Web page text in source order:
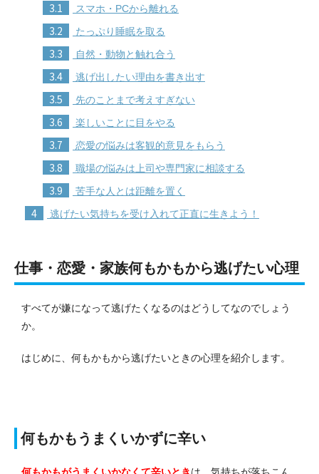
3.1 スマホ・PCから離れる
3.2 たっぷり睡眠を取る
3.3 自然・動物と触れ合う
3.4 逃げ出したい理由を書き出す
3.5 先のことまで考えすぎない
3.6 楽しいことに目をやる
3.7 恋愛の悩みは客観的意見をもらう
3.8 職場の悩みは上司や専門家に相談する
3.9 苦手な人とは距離を置く
4 逃げたい気持ちを受け入れて正直に生きよう！
仕事・恋愛・家族何もかもから逃げたい心理
すべてが嫌になって逃げたくなるのはどうしてなのでしょう
か。
はじめに、何もかもから逃げたいときの心理を紹介します。
何もかもうまくいかずに辛い